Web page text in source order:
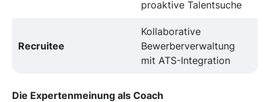
proaktive Talentsuche
Recruitee
Kollaborative
Bewerberverwaltung
mit ATS-Integration
Die Expertenmeinung als Coach